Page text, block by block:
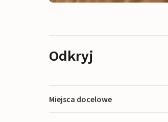
Odkryj
Miejsca docelowe